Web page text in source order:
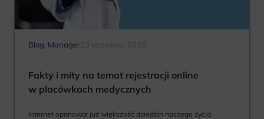
Blog Manager 23 września, 2020
Fakty i mity na temat rejestracji online
w placówkach medycznych
Internet opanował już większość dziedzin naszego życia